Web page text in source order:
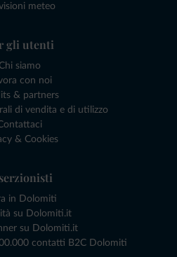
meteo
gli utenti
Chi siamo
con noi
& partners
di vendita e di utilizzo
& Cookies
in Dolomiti
su Dolomiti.it
su Dolomiti.it
contatti B2C Dolomiti